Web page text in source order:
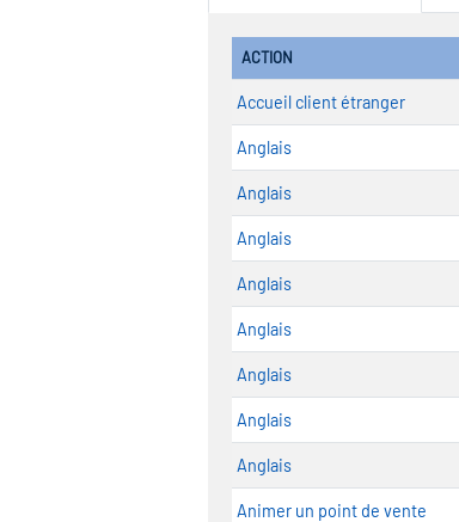
ACTION
Accueil client étranger
Anglais
Anglais
Anglais
Anglais
Anglais
Anglais
Anglais
Anglais
Animer un point de vente